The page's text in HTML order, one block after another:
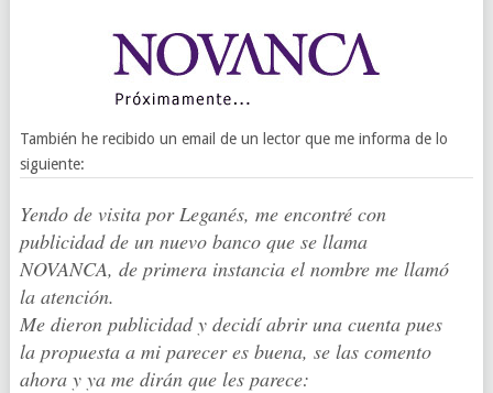
También he recibido un email de un lector que me informa de lo
siguiente:
Yendo de visita por Leganés, me encontré con
publicidad de un nuevo banco que se llama
NOVANCA, de primera instancia el nombre me llamó
la atención.
Me dieron publicidad y decidí abrir una cuenta pues
la propuesta a mi parecer es buena, se las comento
ahora y ya me dirán que les parece: